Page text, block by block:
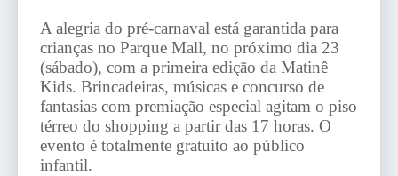
A alegria do pré-carnaval está garantida para
crianças no Parque Mall, no próximo dia 23
(sábado), com a primeira edição da Matinê
Kids. Brincadeiras, músicas e concurso de
fantasias com premiação especial agitam o piso
térreo do shopping a partir das 17 horas. O
evento é totalmente gratuito ao público
infantil.